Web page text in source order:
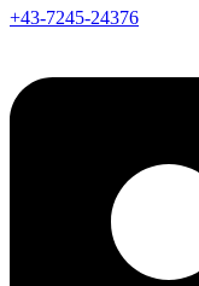
+43-7245-24376